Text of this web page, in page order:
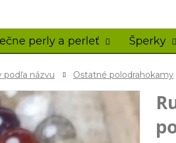
perly a perleť Šperky
podľa názvu Ostatné polodrahokamy